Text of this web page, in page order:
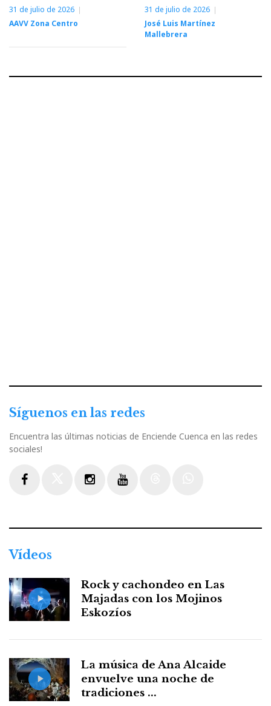
31 de julio de 2026
AAVV Zona Centro
31 de julio de 2026
José Luis Martínez
Mallebrera
Síguenos en las redes
Encuentra las últimas noticias de Enciende Cuenca en las redes
sociales!
Vídeos
Rock y cachondeo en Las
Majadas con los Mojinos
Eskozíos
La música de Ana Alcaide
envuelve una noche de
tradiciones ...